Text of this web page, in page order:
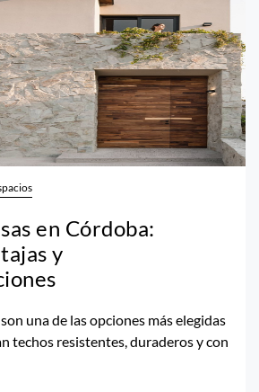
en Córdoba:
y
una de las opciones más elegidas
techos resistentes, duraderos y con